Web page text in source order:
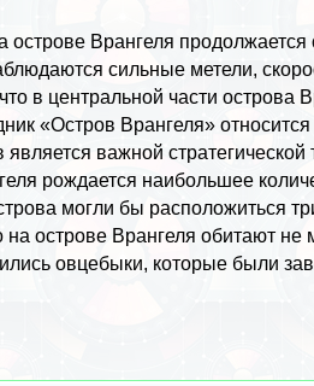
острове Врангеля
сильные метели,
в центральной части острова
«Остров Врангеля»
является важной
рождается наибольшее
могли бы расположиться
на острове Врангеля обитают
овцебыки, которые были